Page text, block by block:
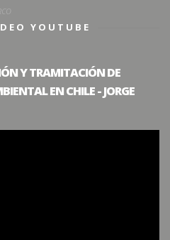
YOUTUBE
Y TRAMITACIÓN DE
EN CHILE - JORGE